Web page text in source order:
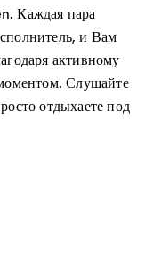
Каждая пара
и Вам
активному
Слушайте
отдыхаете под